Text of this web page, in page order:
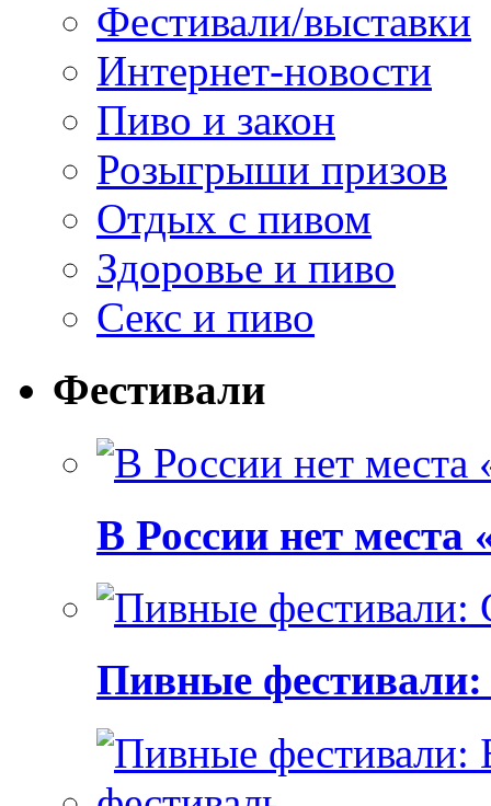
Фестивали/выставки
Интернет-новости
Пиво и закон
Розыгрыши призов
Отдых с пивом
Здоровье и пиво
Секс и пиво
Фестивали
В России нет места
Пивные фестивали: